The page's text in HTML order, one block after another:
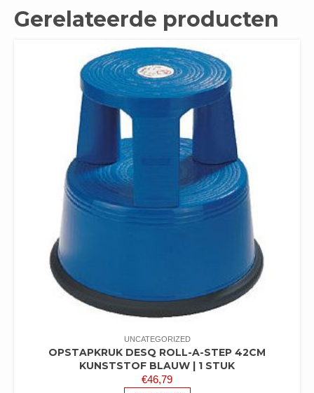
Gerelateerde producten
UNCATEGORIZED
OPSTAPKRUK DESQ ROLL-A-STEP 42CM
KUNSTSTOF BLAUW | 1 STUK
€46,79